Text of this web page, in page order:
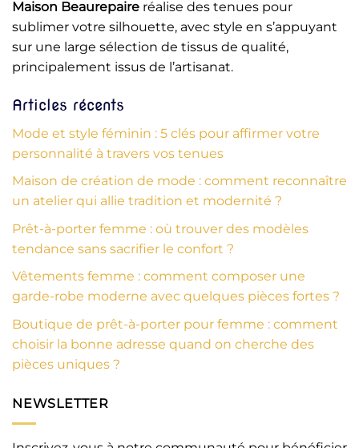
Maison Beaurepaire réalise des tenues pour
sublimer votre silhouette, avec style en s’appuyant
sur une large sélection de tissus de qualité,
principalement issus de l’artisanat.
Articles récents
Mode et style féminin : 5 clés pour affirmer votre
personnalité à travers vos tenues
Maison de création de mode : comment reconnaître
un atelier qui allie tradition et modernité ?
Prêt-à-porter femme : où trouver des modèles
tendance sans sacrifier le confort ?
Vêtements femme : comment composer une
garde-robe moderne avec quelques pièces fortes ?
Boutique de prêt-à-porter pour femme : comment
choisir la bonne adresse quand on cherche des
pièces uniques ?
NEWSLETTER